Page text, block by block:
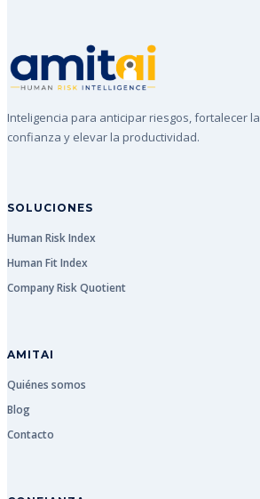
Inteligencia para anticipar riesgos, fortalecer la
confianza y elevar la productividad.
SOLUCIONES
Human Risk Index
Human Fit Index
Company Risk Quotient
AMITAI
Quiénes somos
Blog
Contacto